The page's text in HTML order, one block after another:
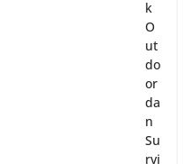
k
O
ut
do
or
da
n
Su
rvi